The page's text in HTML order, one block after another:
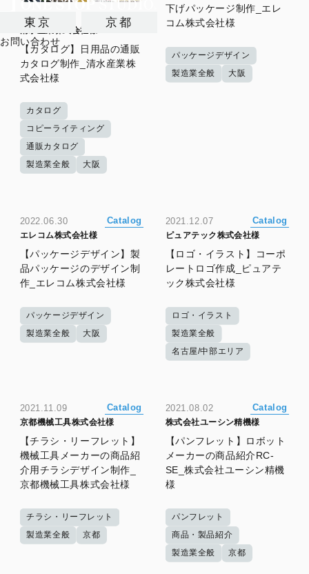
東京 京都
お問い合わせ
2022.11.07 Catalog
清水産業株式会社様
【カタログ】日用品の通販
カタログ制作_清水産業株
式会社様
カタログ
コピーライティング
通販カタログ
製造業全般
大阪
下げパッケージ制作_エレ
コム株式会社様
パッケージデザイン
製造業全般
大阪
2022.06.30 Catalog
エレコム株式会社様
【パッケージデザイン】製
品パッケージのデザイン制
作_エレコム株式会社様
パッケージデザイン
製造業全般
大阪
2021.12.07 Catalog
ピュアテック株式会社様
【ロゴ・イラスト】コーポ
レートロゴ作成_ピュアテ
ック株式会社様
ロゴ・イラスト
製造業全般
名古屋/中部エリア
2021.11.09 Catalog
京都機械工具株式会社様
【チラシ・リーフレット】
機械工具メーカーの商品紹
介用チラシデザイン制作_
京都機械工具株式会社様
チラシ・リーフレット
製造業全般
京都
2021.08.02 Catalog
株式会社ユーシン精機様
【パンフレット】ロボット
メーカーの商品紹介RC-
SE_株式会社ユーシン精機
様
パンフレット
商品・製品紹介
製造業全般
京都